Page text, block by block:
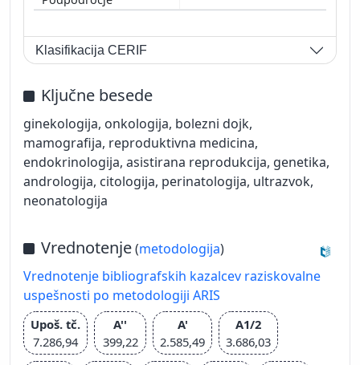
Klasifikacija CERIF
Ključne besede
ginekologija, onkologija, bolezni dojk,
mamografija, reproduktivna medicina,
endokrinologija, asistirana reprodukcija, genetika,
andrologija, citologija, perinatologija, ultrazvok,
neonatologija
Vrednotenje(metodologija)
Vrednotenje bibliografskih kazalcev raziskovalne
uspešnosti po metodologiji ARIS
Upoš. tč.
7.286,94
A''
399,22
A'
2.585,49
A1/2
3.686,03